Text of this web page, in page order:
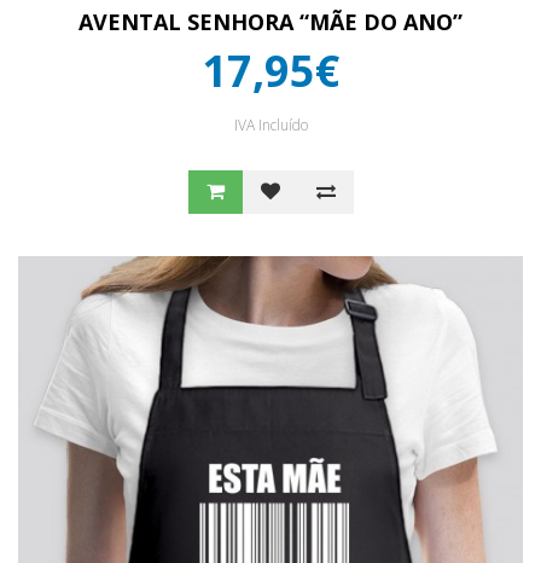
AVENTAL SENHORA “MÃE DO ANO”
17,95€
IVA Incluído